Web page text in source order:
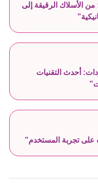
الأسلاك الرقيقة إلى
أحدث التقنيات
على تجربة المستخدم”